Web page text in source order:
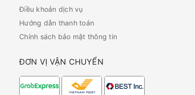
Điều khoản dịch vụ
Hướng dẫn thanh toán
Chính sách bảo mật thông tin
ĐƠN VỊ VẬN CHUYỂN